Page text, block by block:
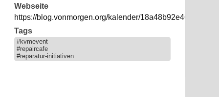
Webseite
https://blog.vonmorgen.org/kalender/
Tags
#kvmevent
#repaircafe
#reparatur-initiativen